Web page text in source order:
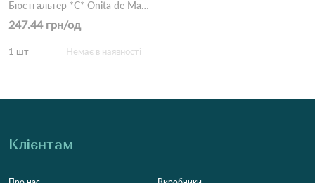
Бюстгальтер *С* Onita de Mas 2316 Бежевий
247.44 грн/од
1 шт Немає в наявності
Клієнтам